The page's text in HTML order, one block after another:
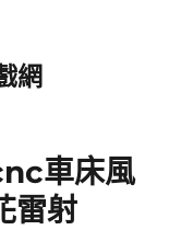
網
車床風
雷射